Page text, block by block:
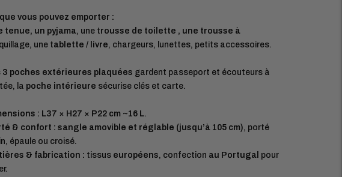
vous pouvez emporter :
tenue, un pyjama, une trousse de toilette , une trousse à
une tablette / livre, chargeurs, lunettes, petits accessoires.
3 poches extérieures plaquées gardent passeport et écouteurs à
la poche intérieure sécurise clés et carte.
: L37 × H27 × P22 cm ~16 L.
& confort : sangle amovible et réglable (jusqu’à 105 cm), porté
épaule ou croisé.
& fabrication : tissus européens, confection au Portugal pour